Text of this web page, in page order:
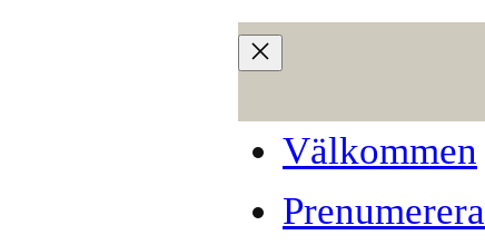
Välkommen
Prenumerera